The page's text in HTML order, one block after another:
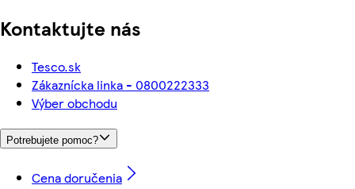
Kontaktujte nás
Tesco.sk
Zákaznícka linka - 0800222333
Výber obchodu
Potrebujete pomoc?
Cena doručenia